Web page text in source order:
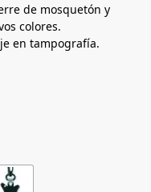
de mosquetón y
colores.
en tampografía.